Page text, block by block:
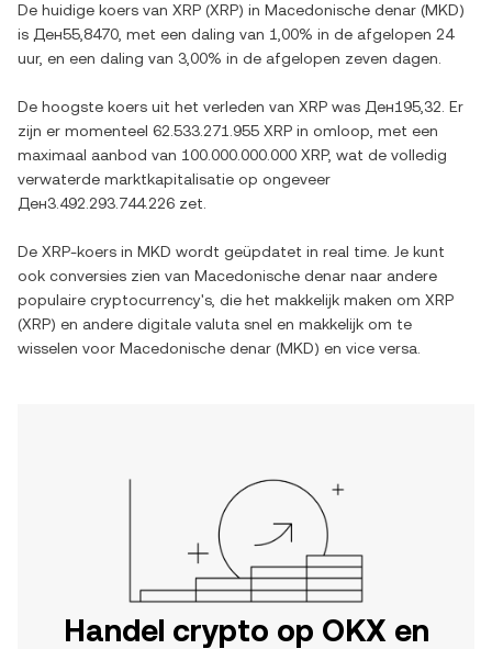
De huidige koers van XRP (XRP) in Macedonische denar (MKD)
is Ден55,8470 , met een daling van 1,00% in de afgelopen 24
uur, en een daling van 3,00% in de afgelopen zeven dagen.
De hoogste koers uit het verleden van XRP was Ден195,32 . Er
zijn er momenteel 62.533.271.955 XRP in omloop, met een
maximaal aanbod van 100.000.000.000 XRP, wat de volledig
verwaterde marktkapitalisatie op ongeveer
Ден3.492.293.744.226 zet.
De XRP-koers in MKD wordt geüpdatet in real time. Je kunt
ook conversies zien van Macedonische denar naar andere
populaire cryptocurrency's, die het makkelijk maken om XRP
(XRP) en andere digitale valuta snel en makkelijk om te
wisselen voor Macedonische denar (MKD) en vice versa.
Handel crypto op OKX en